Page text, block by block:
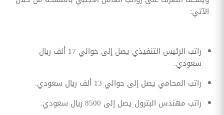
الآتي:
راتب الرئيس التنفيذي يصل إلى حوالي 17 ألف ريال
سعودي.
راتب المحامي يصل إلى حوالي 13 ألف ريال سعودي.
راتب مهندس البترول يصل إلى 8500 ريال سعودي.